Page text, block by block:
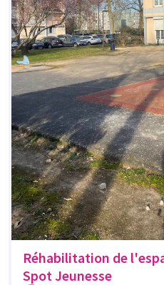
Réhabilitation de
Spot Jeunesse